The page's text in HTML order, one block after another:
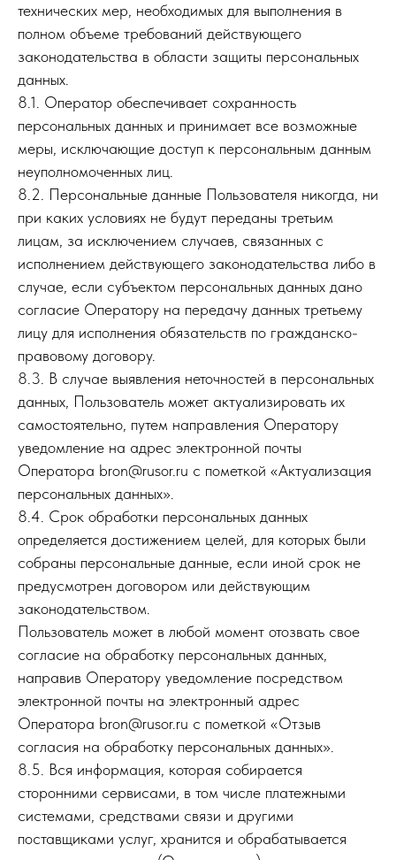
технических мер, необходимых для выполнения в
полном объеме требований действующего
законодательства в области защиты персональных
данных.
8.1. Оператор обеспечивает сохранность
персональных данных и принимает все возможные
меры, исключающие доступ к персональным данным
неуполномоченных лиц.
8.2. Персональные данные Пользователя никогда, ни
при каких условиях не будут переданы третьим
лицам, за исключением случаев, связанных с
исполнением действующего законодательства либо в
случае, если субъектом персональных данных дано
согласие Оператору на передачу данных третьему
лицу для исполнения обязательств по гражданско-
правовому договору.
8.3. В случае выявления неточностей в персональных
данных, Пользователь может актуализировать их
самостоятельно, путем направления Оператору
уведомление на адрес электронной почты
Оператора bron@rusor.ru с пометкой «Актуализация
персональных данных».
8.4. Срок обработки персональных данных
определяется достижением целей, для которых были
собраны персональные данные, если иной срок не
предусмотрен договором или действующим
законодательством.
Пользователь может в любой момент отозвать свое
согласие на обработку персональных данных,
направив Оператору уведомление посредством
электронной почты на электронный адрес
Оператора bron@rusor.ru с пометкой «Отзыв
согласия на обработку персональных данных».
8.5. Вся информация, которая собирается
сторонними сервисами, в том числе платежными
системами, средствами связи и другими
поставщиками услуг, хранится и обрабатывается